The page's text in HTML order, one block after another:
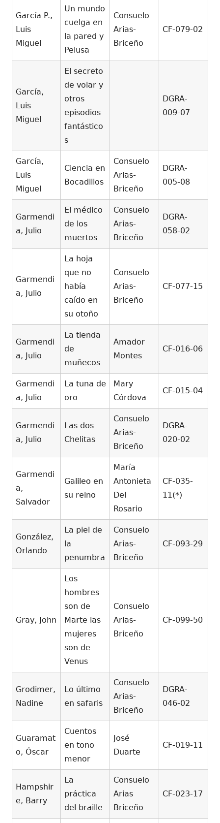
García P.,
Luis
Miguel
Un mundo
cuelga en
la pared y
Pelusa
Consuelo
Arias-
Briceño
CF-079-02
García,
Luis
Miguel
El secreto
de volar y
otros
episodios
fantástico
s
DGRA-
009-07
García,
Luis
Miguel
Ciencia en
Bocadillos
Consuelo
Arias-
Briceño
DGRA-
005-08
Garmendi
a, Julio
El médico
de los
muertos
Consuelo
Arias-
Briceño
DGRA-
058-02
Garmendi
a, Julio
La hoja
que no
había
caído en
su otoño
Consuelo
Arias-
Briceño
CF-077-15
Garmendi
a, Julio
La tienda
de
muñecos
Amador
Montes
CF-016-06
Garmendi
a, Julio
La tuna de
oro
Mary
Córdova
CF-015-04
Garmendi
a, Julio
Las dos
Chelitas
Consuelo
Arias-
Briceño
DGRA-
020-02
Garmendi
a,
Salvador
Galileo en
su reino
María
Antonieta
Del
Rosario
CF-035-
11(*)
González,
Orlando
La piel de
la
penumbra
Consuelo
Arias-
Briceño
CF-093-29
Gray, John
Los
hombres
son de
Marte las
mujeres
son de
Venus
Consuelo
Arias-
Briceño
CF-099-50
Grodimer,
Nadine
Lo último
en safaris
Consuelo
Arias-
Briceño
DGRA-
046-02
Guaramat
o, Óscar
Cuentos
en tono
menor
José
Duarte
CF-019-11
Hampshir
e, Barry
La
práctica
del braille
Consuelo
Arias
Briceño
CF-023-17